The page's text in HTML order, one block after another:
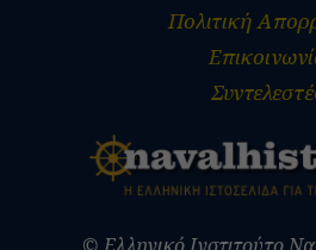
Πολιτική